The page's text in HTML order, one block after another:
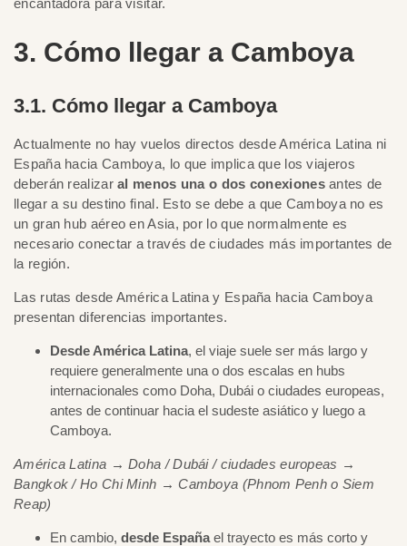
3. Cómo llegar a Camboya
3.1. Cómo llegar a Camboya
Actualmente no hay vuelos directos desde América Latina ni
España hacia Camboya, lo que implica que los viajeros
deberán realizaral menos una o dos conexionesantes de
llegar a su destino final. Esto se debe a que Camboya no es
un gran hub aéreo en Asia, por lo que normalmente es
necesario conectar a través de ciudades más importantes de
la región.
Las rutas desde América Latina y España hacia Camboya
presentan diferencias importantes.
Desde América Latina, el viaje suele ser más largo y
requiere generalmente una o dos escalas en hubs
internacionales como Doha, Dubái o ciudades europeas,
antes de continuar hacia el sudeste asiático y luego a
Camboya.
América Latina → Doha / Dubái / ciudades europeas →
Bangkok / Ho Chi Minh → Camboya (Phnom Penh o Siem
Reap)
En cambio, desde Españael trayecto es más corto y